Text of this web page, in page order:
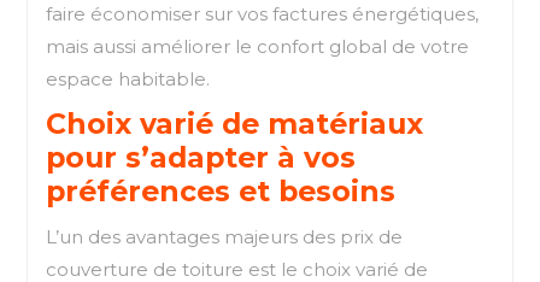
faire économiser sur vos factures énergétiques,
mais aussi améliorer le confort global de votre
espace habitable.
Choix varié de matériaux
pour s’adapter à vos
préférences et besoins
L’un des avantages majeurs des prix de
couverture de toiture est le choix varié de